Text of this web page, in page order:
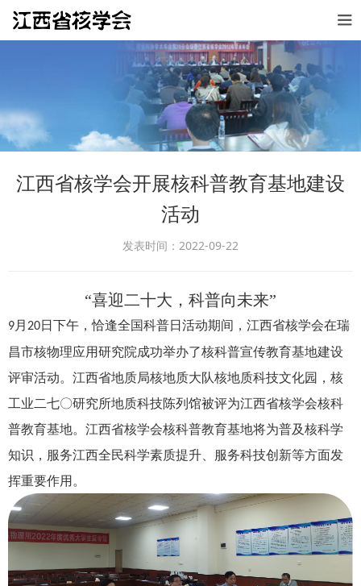
江西省核学会开展核科普教育基地建设
活动
发表时间：2022-09-22
“喜迎二十大，科普向未来”
9月 20日下午，恰逢全国科普日活动期间，江西省核学会在瑞
昌市核物理应用研究院成功举办了核科普宣传教育基地建设
评审活动。江西省地质局核地质大队核地质科技文化园，核
工业二七〇研究所地质科技陈列馆被评为江西省核学会核科
普教育基地。江西省核学会核科普教育基地将为普及核科学
知识，服务江西全民科学素质提升、服务科技创新等方面发
挥重要作用。